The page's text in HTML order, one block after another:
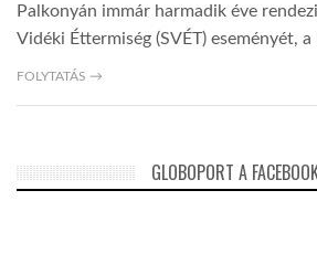
LINKTR.EE
Palkonyán immár harmadik éve
Vidéki Éttermiség (SVÉT) eseményét,
FOLYTATÁS →
GLOBOPORT A